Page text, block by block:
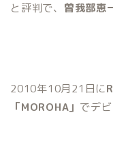
と評判で、 曽我部恵
2010年10月21日に
「MOROHA」 でデ